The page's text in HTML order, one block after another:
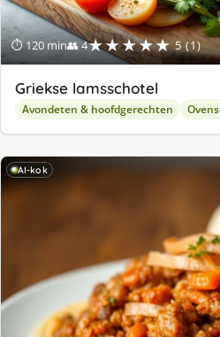
⏱ 120 min👥 4★★★★★ 5 (1)
Griekse lamsschotel
Avondeten & hoofdgerechten
AI-kok